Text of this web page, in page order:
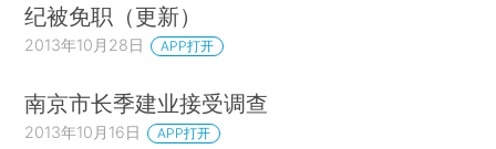
纪被免职（更新）
2013年10月28日 APP打开
南京市长季建业接受调查
2013年10月16日 APP打开